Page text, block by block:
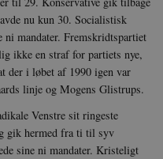
nu kun 30. Socialistisk
mandater. Fremskridtspartiet
ikke en straf for partiets nye,
der i løbet af 1990 igen var
linje og Mogens Glistrups.
Venstre sit ringeste
gik hermed fra ti til syv
sine ni mandater. Kristeligt